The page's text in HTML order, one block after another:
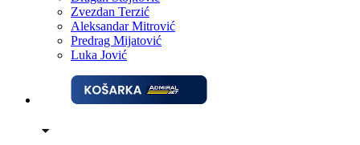
Zvezdan Terzić
Aleksandar Mitrović
Predrag Mijatović
Luka Jović